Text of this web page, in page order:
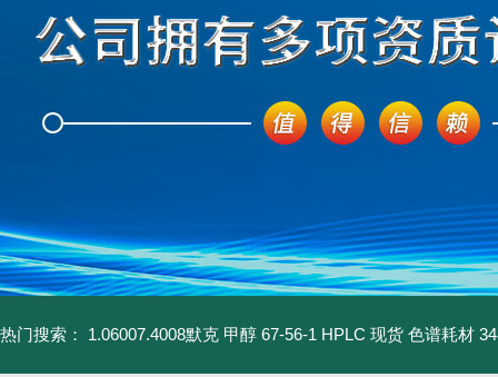
热门搜索： 1.06007.4008默克 甲醇 67-56-1 HPLC 现货 色谱耗材